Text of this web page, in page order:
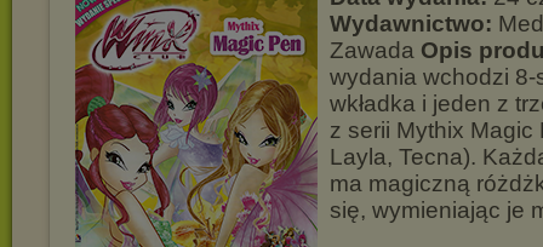
Wydawnictwo:
Zawada Opis
wydania wchodzi 8-
wkładka i jeden z
z serii Mythix Magic
Layla, Tecna).
ma magiczną
się, wymieniając je